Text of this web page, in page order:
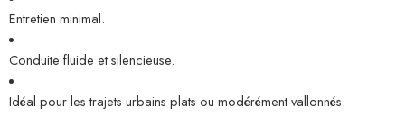
Entretien minimal.
Conduite fluide et silencieuse.
Idéal pour les trajets urbains plats ou modérément vallonnés.